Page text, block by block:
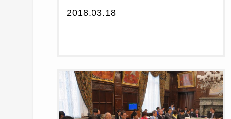
2018.03.18